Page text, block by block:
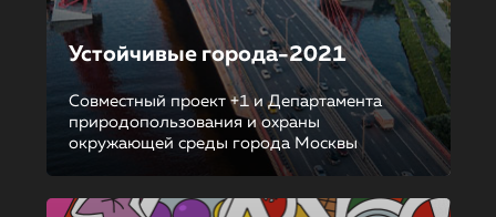
Устойчивые города-2021
Совместный проект +1 и Департамента
природопользования и охраны
окружающей среды города Москвы